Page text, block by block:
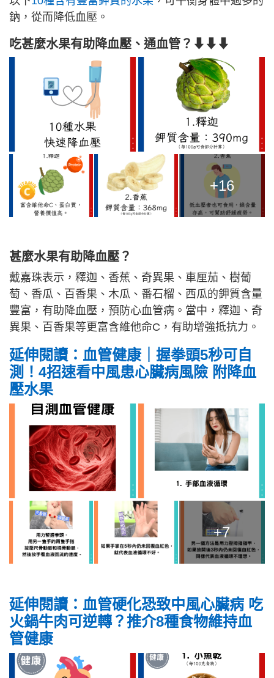
鈉，從而降低血壓。
吃甚麼水果有助降血壓、通血管？ ⬇⬇⬇
+16
甚麼水果有助降血壓？
戴嘉珠表示，釋迦、香蕉、奇異果、車厘茄、樹葡
萄、香瓜、百香果、木瓜、番石榴、西瓜的鉀質含量
豐富，有助降血壓，預防心血管病。當中，釋迦、奇
異果、百香果等更富含維他命C，有助增強抵抗力。
延伸閱讀：血管健康｜握拳頭5秒可自
測！4招速看中風患心臟病風險 附降血
壓水果
+7
延伸閱讀：血管硬化恐致中風心臟病 吃
火鍋牛肉可逆轉？推介8種食物維持血
管健康